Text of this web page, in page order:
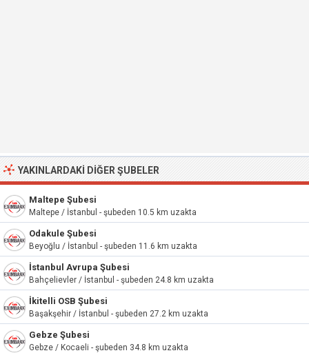
YAKINLARDAKI DIĞER ŞUBELER
Maltepe Şubesi
Maltepe / İstanbul - şubeden 10.5 km uzakta
Odakule Şubesi
Beyoğlu / İstanbul - şubeden 11.6 km uzakta
İstanbul Avrupa Şubesi
Bahçelievler / İstanbul - şubeden 24.8 km uzakta
İkitelli OSB Şubesi
Başakşehir / İstanbul - şubeden 27.2 km uzakta
Gebze Şubesi
Gebze / Kocaeli - şubeden 34.8 km uzakta